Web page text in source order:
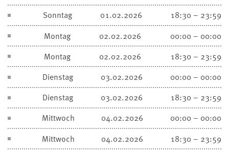
Sonntag
01.02.2026
18:30 – 23:59
Montag
02.02.2026
00:00 – 00:00
Montag
02.02.2026
18:30 – 23:59
Dienstag
03.02.2026
00:00 – 00:00
Dienstag
03.02.2026
18:30 – 23:59
Mittwoch
04.02.2026
00:00 – 00:00
Mittwoch
04.02.2026
18:30 – 23:59